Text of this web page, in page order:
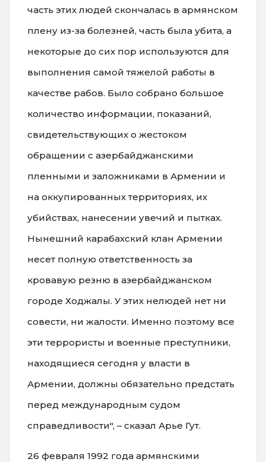
часть этих людей скончалась в армянском
плену из-за болезней, часть была убита, а
некоторые до сих пор используются для
выполнения самой тяжелой работы в
качестве рабов. Было собрано большое
количество информации, показаний,
свидетельствующих о жестоком
обращении с азербайджанскими
пленными и заложниками в Армении и
на оккупированных территориях, их
убийствах, нанесении увечий и пытках.
Нынешний карабахский клан Армении
несет полную ответственность за
кровавую резню в азербайджанском
городе Ходжалы. У этих нелюдей нет ни
совести, ни жалости. Именно поэтому все
эти террористы и военные преступники,
находящиеся сегодня у власти в
Армении, должны обязательно предстать
перед международным судом
справедливости", – сказал Арье Гут.
26 февраля 1992 года армянскими